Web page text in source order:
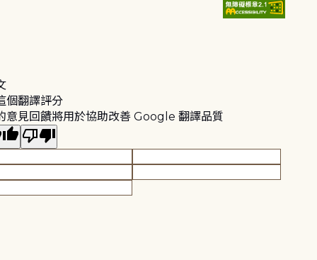
個翻譯評分
意見回饋將用於協助改善 Google 翻譯品質